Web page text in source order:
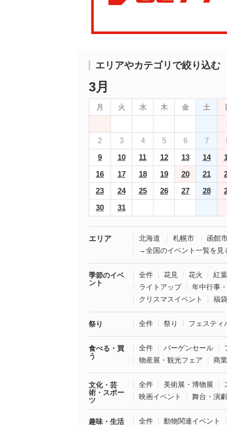
エリアやカテゴリで絞り込む
3月
月 火 水 木 金 土
2
3 4 5 6 7
9
10 11 12 13 14
16
17 18 19 20 21
23
24 25 26 27 28
30
31
エリア 北海道 札幌市
函館
→全国のイベント一覧を見
季節のイベ
ント
全件 花見 花火
紅葉
ライトアップ
年中行事
クリスマスイベント
福
祭り 全件 祭り フェスティ
食べる・買
う
全件 バーゲンセール
物産展・観光フェア
商
文化・芸
術・スポー
ツ
全件 美術展・博物展
映画イベント
舞台・演劇
趣味・生活 全件 動物関連イベント